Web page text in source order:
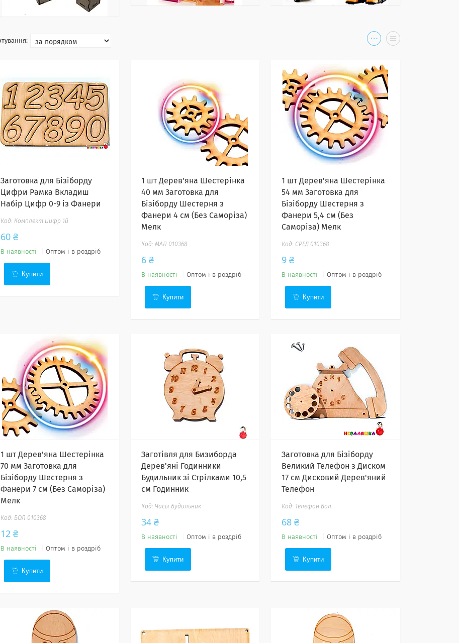
Заготовка для Бізіборду
Цифри Рамка Вкладиш
Набір Цифр 0-9 із Фанери
Комплект Цифр 1й
60 ₴
В наявності Оптом і в роздріб
Купити
1 шт Дерев'яна Шестерінка
40 мм Заготовка для
Бізіборду Шестерня з
Фанери 4 см (Без Саморіза)
Мелк
МАЛ 010368
6 ₴
В наявності Оптом і в роздріб
Купити
1 шт Дерев'яна Шестерінка
54 мм Заготовка для
Бізіборду Шестерня з
Фанери 5,4 см (Без
Саморіза) Мелк
СРЕД 010368
9 ₴
В наявності Оптом і в роздріб
Купити
1 шт Дерев'яна Шестерінка
70 мм Заготовка для
Бізіборду Шестерня з
Фанери 7 см (Без Саморіза)
Мелк
БОЛ 010368
12 ₴
В наявності Оптом і в роздріб
Купити
Заготівля для Бизиборда
Дерев'яні Годинники
Будильник зі Стрілками 10,5
см Годинник
Часы Будильник
34 ₴
В наявності Оптом і в роздріб
Купити
Заготовка для Бізіборду
Великий Телефон з Диском
17 см Дисковий Дерев'яний
Телефон
Телефон Бол.
68 ₴
В наявності Оптом і в роздріб
Купити